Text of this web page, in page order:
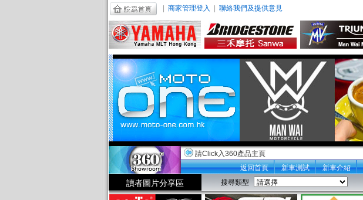
商家管理登入 聯絡我們及提供意見
請Click入360產品主頁
返回首頁
新車測試 新車介紹
讀者圖片分享區 搜尋類型